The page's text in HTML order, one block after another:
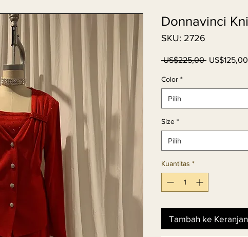
Donnavinci
SKU: 2726
US$225,00 Harga
US$125,00
Color *
Pilih
Size *
Pilih
Kuantitas *
Tambah ke